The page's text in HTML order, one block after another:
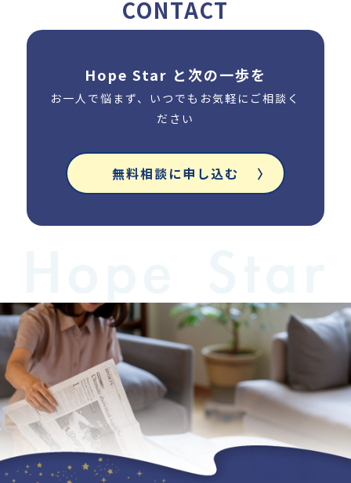
CONTACT
Hope Star と次の一歩を
お一人で悩まず、いつでもお気軽にご相談く
ださい
無料相談に申し込む